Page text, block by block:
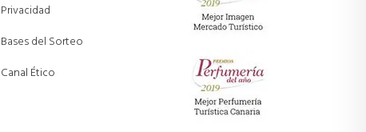
Privacidad
Bases del Sorteo
Canal Ético